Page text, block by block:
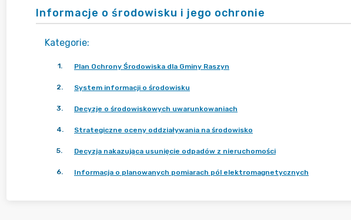
Informacje o środowisku i jego ochronie
Kategorie:
1. Plan Ochrony Środowiska dla Gminy Raszyn
2. System informacji o środowisku
3. Decyzje o środowiskowych uwarunkowaniach
4. Strategiczne oceny oddziaływania na środowisko
5. Decyzja nakazująca usunięcie odpadów z nieruchomości
6. Informacja o planowanych pomiarach pól elektromagnetycznych